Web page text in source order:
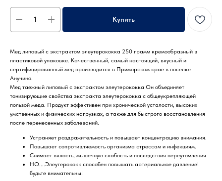
Купить
Мед липовый с экстрактом элеутерококка 250 грамм кремообразный в
пластиковой упаковке. Качественный, самый настоящий, вкусный и
сертифицированный мед производится в Приморском крае в поселке
Анучино.
Мед таежный липовый с экстрактом элеутерококка Он объединяет
тонизирующие свойства экстракта элеутерококка с общеукрепляющей
пользой меда. Продукт эффективен при хронической усталости, высоких
умственных и физических нагрузках, а также для быстрого восстановления
после перенесенных заболеваний.
Устраняет раздражительность и повышает концентрацию внимания.
Повышает сопротивляемость организма стрессам и инфекциям.
Снимает вялость, мышечную слабость и последствия переутомления
НО....Элеутерококк способен повышать артериальное давление!
будьте внимательны!